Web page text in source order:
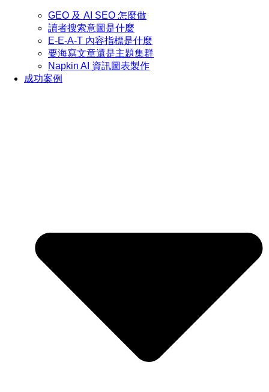
GEO 及 AI SEO 怎麼做
讀者搜索意圖是什麼
E-E-A-T 內容指標是什麼
要海寫文章還是主題集群
Napkin AI 資訊圖表製作
成功案例